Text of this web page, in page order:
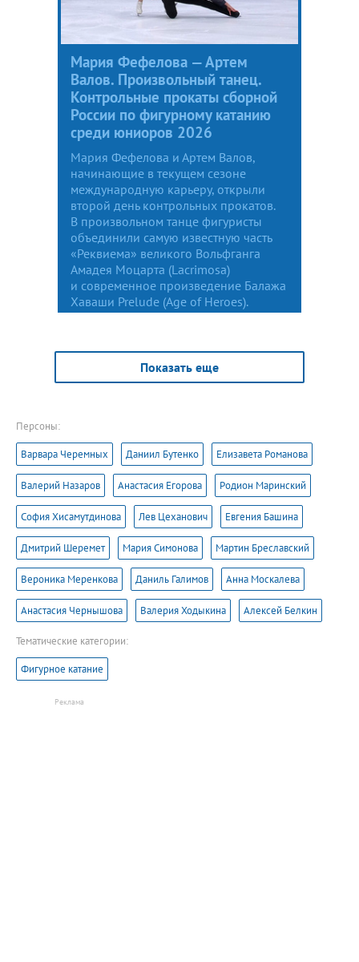
Мария Фефелова — Артем
Валов. Произвольный танец.
Контрольные прокаты сборной
России по фигурному катанию
среди юниоров 2026
Мария Фефелова и Артем Валов,
начинающие в текущем сезоне
международную карьеру, открыли
второй день контрольных прокатов.
В произвольном танце фигуристы
объединили самую известную часть
«Реквиема» великого Вольфганга
Амадея Моцарта (Lacrimosa)
и современное произведение Балажа
Хаваши Prelude (Age of Heroes).
Показать еще
Персоны:
Варвара Черемных Даниил Бутенко Елизавета Романова
Валерий Назаров Анастасия Егорова Родион Маринский
София Хисамутдинова Лев Цеханович Евгения Башина
Дмитрий Шеремет Мария Симонова Мартин Бреславский
Вероника Меренкова Даниль Галимов Анна Москалева
Анастасия Чернышова Валерия Ходыкина Алексей Белкин
Тематические категории:
Фигурное катание